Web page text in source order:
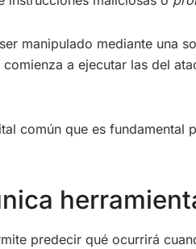
manipulado mediante una
a ejecutar las del
común que es
predecir qué ocurrirá